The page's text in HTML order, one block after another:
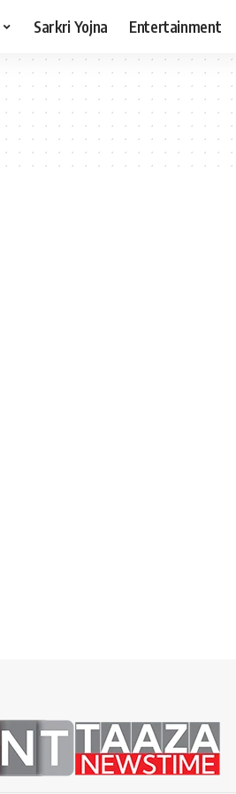
Sarkri Yojna Entertainment